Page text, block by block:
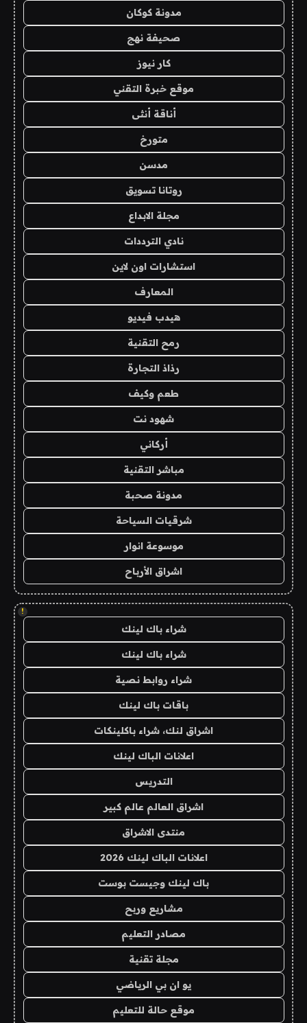
مدونة كوكان
صحيفة نهج
كار نيوز
موقع خبرة التقني
أناقة أنثى
متورخ
مدسن
روتانا تسويق
مجلة الابداع
نادي الترددات
استشارات اون لاين
المعارف
هيدب فيديو
رمح التقنية
رذاذ التجارة
طعم وكيف
شهود نت
أركاني
مباشر التقنية
مدونة صحبة
شرقيات السياحة
موسوعة انوار
اشراق الأرباح
!
شراء باك لينك
شراء باك لينك
شراء روابط نصية
باقات باك لينك
اشراق لنك، شراء باكلينكات
اعلانات الباك لينك
التدريس
اشراق العالم عالم كبير
منتدى الاشراق
اعلانات الباك لينك 2026
باك لينك وجيست بوست
مشاريع وربح
مصادر التعليم
مجلة تقنية
يو ان بي الرياضي
موقع حالة للتعليم